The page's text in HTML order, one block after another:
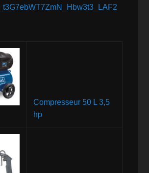
Compresseur 50 L 3,5
hp